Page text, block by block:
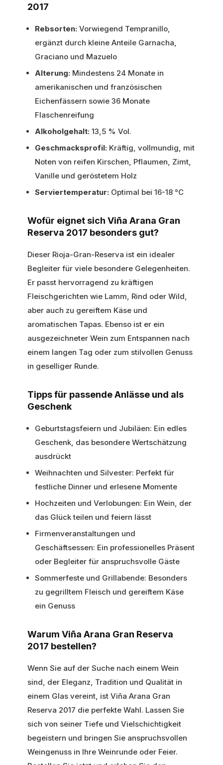
2017
Rebsorten: Vorwiegend Tempranillo,
ergänzt durch kleine Anteile Garnacha,
Graciano und Mazuelo
Alterung: Mindestens 24 Monate in
amerikanischen und französischen
Eichenfässern sowie 36 Monate
Flaschenreifung
Alkoholgehalt: 13,5 % Vol.
Geschmacksprofil: Kräftig, vollmundig, mit
Noten von reifen Kirschen, Pflaumen, Zimt,
Vanille und geröstetem Holz
Serviertemperatur: Optimal bei 16-18 °C
Wofür eignet sich Viña Arana Gran
Reserva 2017 besonders gut?
Dieser Rioja-Gran-Reserva ist ein idealer
Begleiter für viele besondere Gelegenheiten.
Er passt hervorragend zu kräftigen
Fleischgerichten wie Lamm, Rind oder Wild,
aber auch zu gereiftem Käse und
aromatischen Tapas. Ebenso ist er ein
ausgezeichneter Wein zum Entspannen nach
einem langen Tag oder zum stilvollen Genuss
in geselliger Runde.
Tipps für passende Anlässe und als
Geschenk
Geburtstagsfeiern und Jubiläen: Ein edles
Geschenk, das besondere Wertschätzung
ausdrückt
Weihnachten und Silvester: Perfekt für
festliche Dinner und erlesene Momente
Hochzeiten und Verlobungen: Ein Wein, der
das Glück teilen und feiern lässt
Firmenveranstaltungen und
Geschäftsessen: Ein professionelles Präsent
oder Begleiter für anspruchsvolle Gäste
Sommerfeste und Grillabende: Besonders
zu gegrilltem Fleisch und gereiftem Käse
ein Genuss
Warum Viña Arana Gran Reserva
2017 bestellen?
Wenn Sie auf der Suche nach einem Wein
sind, der Eleganz, Tradition und Qualität in
einem Glas vereint, ist Viña Arana Gran
Reserva 2017 die perfekte Wahl. Lassen Sie
sich von seiner Tiefe und Vielschichtigkeit
begeistern und bringen Sie anspruchsvollen
Weingenuss in Ihre Weinrunde oder Feier.